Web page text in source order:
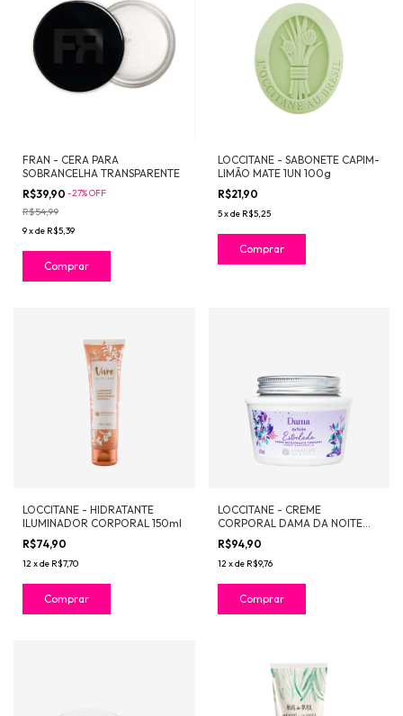
FRAN - CERA PARA
SOBRANCELHA TRANSPARENTE
R$39,90 -27%OFF
R$54,99
9xde R$5,39
LOCCITANE - SABONETE CAPIM-
LIMÃO MATE 1UN 100g
R$21,90
5xde R$5,25
LOCCITANE - HIDRATANTE
ILUMINADOR CORPORAL 150ml
R$74,90
12xde R$7,70
LOCCITANE - CREME
CORPORAL DAMA DA NOITE
ESTRELADA 200ml
R$94,90
12xde R$9,76